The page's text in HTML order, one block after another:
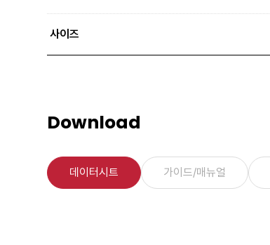
사이즈
Download
데이터시트 가이드/매뉴얼